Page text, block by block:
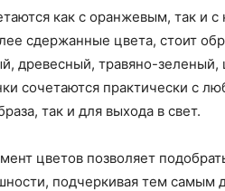
как с оранжевым, так и
сдержанные цвета, стоит
древесный, травяно-
сочетаются практически с
так и для выхода в свет.
цветов позволяет
подчеркивая тем самым